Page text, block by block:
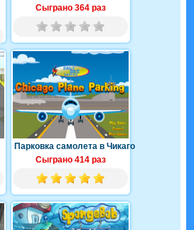
Сыграно 364 раз
Парковка самолета в Чикаго
Сыграно 414 раз